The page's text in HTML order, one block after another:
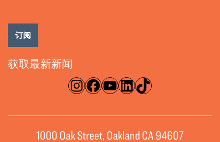
淘宝网脸书录像带ǞǞǞTikTok
获取最新新闻
订阅
1000 Oak Street, Oakland CA 94607